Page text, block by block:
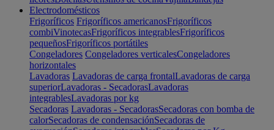
Electrodomésticos
Frigoríficos Frigoríficos americanosFrigoríficos
combiVinotecasFrigoríficos integrablesFrigoríficos
pequeñosFrigoríficos portátiles
Congeladores Congeladores verticalesCongeladores
horizontales
Lavadoras Lavadoras de carga frontalLavadoras de carga
superiorLavadoras - SecadorasLavadoras
integrablesLavadoras por kg
Secadoras Lavadoras - SecadorasSecadoras con bomba de
calorSecadoras de condensaciónSecadoras de